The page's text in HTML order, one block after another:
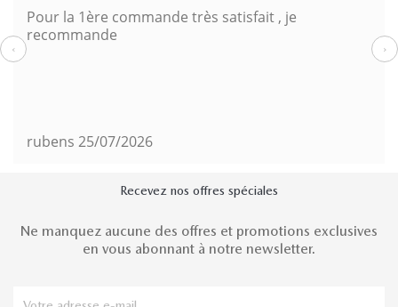
Pour la 1ère commande très satisfait , je
recommande
rubens 25/07/2026
‹ ›
Recevez nos offres spéciales
Ne manquez aucune des offres et promotions exclusives
en vous abonnant à notre newsletter.